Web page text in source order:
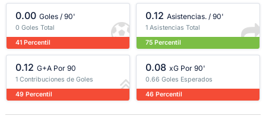
0.00 Goles / 90'
0 Goles Total
41 Percentil
0.12 Asistencias. / 90'
1 Asistencias Total
75 Percentil
0.12 G+A Por 90
1 Contribuciones de Goles
49 Percentil
0.08 xG Por 90'
0.66 Goles Esperados
46 Percentil